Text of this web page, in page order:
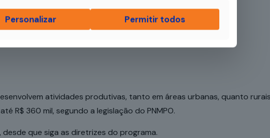
atividades produtivas, tanto em áreas urbanas, quanto
R$ 360 mil, segundo a legislação do PNMPO.
que siga as diretrizes do programa.
Personalizar Permitir todos